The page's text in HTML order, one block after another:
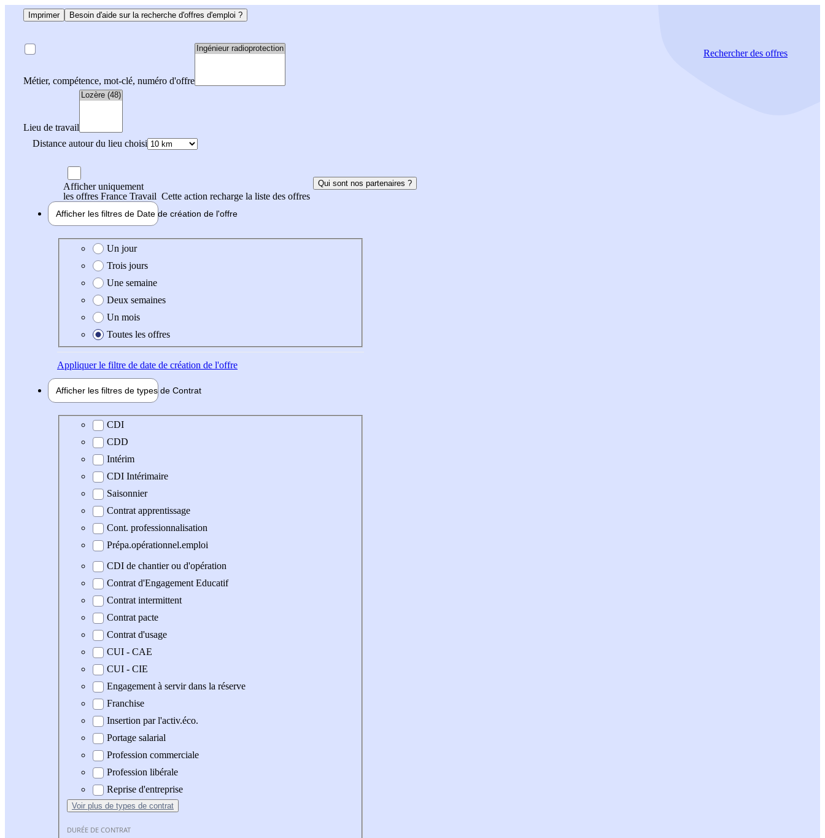
Imprimer Besoin d'aide sur la recherche d'offres d'emploi ?
Métier, compétence, mot-clé, numéro d'offre
Lieu de travail
Distance autour du lieu choisi
Rechercherdes offres
Afficher uniquement
les offres France Travail Cette action recharge la liste des offres
Qui sont nos partenaires ?
Afficher les filtres de Date de création de l'offre
Date de création de l'offre
Un jour
Trois jours
Une semaine
Deux semaines
Un mois
Toutes les offres
Appliquerle filtre de date de création de l'offre
Afficher les filtres de types de Contrat
Type de contrat
CDI
CDD
Intérim
CDI Intérimaire
Saisonnier
Contrat apprentissage
Cont. professionnalisation
Prépa.opérationnel.emploi
CDI de chantier ou d'opération
Contrat d'Engagement Educatif
Contrat intermittent
Contrat pacte
Contrat d'usage
CUI - CAE
CUI - CIE
Engagement à servir dans la réserve
Franchise
Insertion par l'activ.éco.
Portage salarial
Profession commerciale
Profession libérale
Reprise d'entreprise
Voir plus de types de contrat
DURÉE DE CONTRAT